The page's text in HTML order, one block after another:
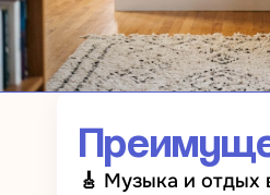
🎸 Музыка и отдых